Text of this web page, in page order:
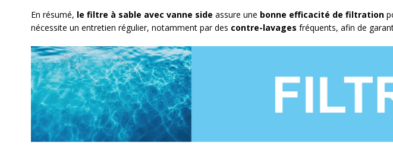
En résumé, le filtre à sable avec vanne side assure une bonne efficacité de filtration
nécessite un entretien régulier, notamment par des contre-lavages fréquents, afin de